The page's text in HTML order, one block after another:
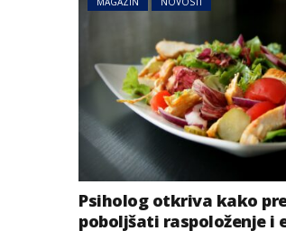
Psiholog otkriva kako
poboljšati raspoloženje i